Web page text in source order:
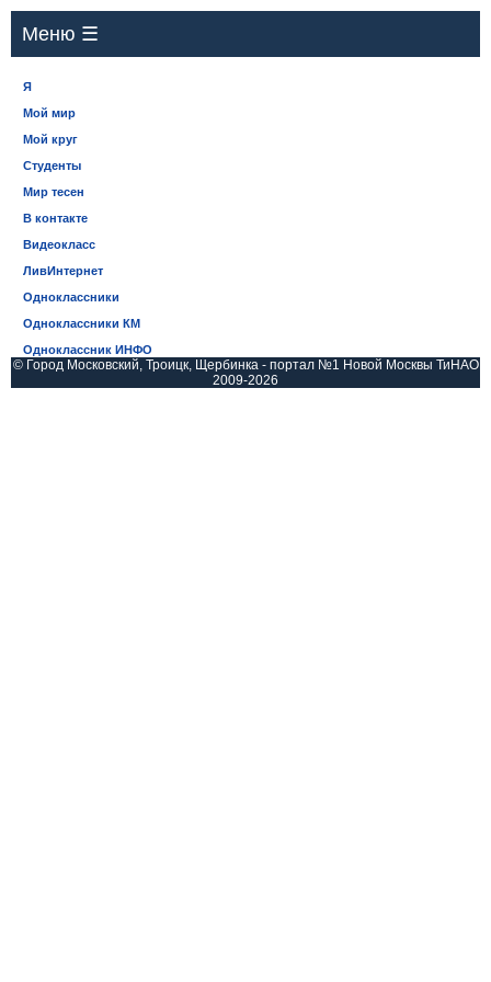
Меню ☰
Я
Мой мир
Мой круг
Студенты
Мир тесен
В контакте
Видеокласс
ЛивИнтернет
Одноклассники
Одноклассники КМ
Одноклассник ИНФО
© Город Московский, Троицк, Щербинка - портал №1 Новой Москвы ТиНАО
2009-2026